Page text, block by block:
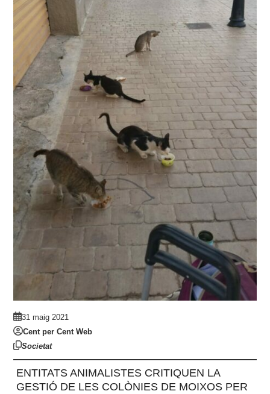
31 maig 2021
Cent per Cent Web
Societat
ENTITATS ANIMALISTES CRITIQUEN LA
GESTIÓ DE LES COLÒNIES DE MOIXOS PER